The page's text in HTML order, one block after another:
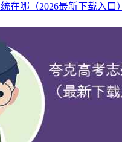
在哪（2026最新下载入口）